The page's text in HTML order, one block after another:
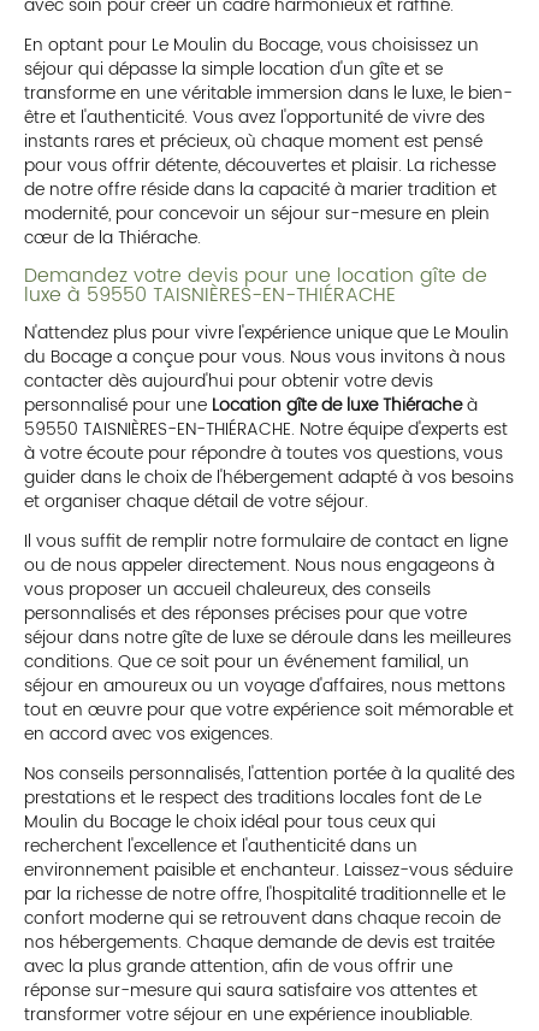
avec soin pour créer un cadre harmonieux et raffiné.
En optant pour Le Moulin du Bocage, vous choisissez un
séjour qui dépasse la simple location d'un gîte et se
transforme en une véritable immersion dans le luxe, le bien-
être et l'authenticité. Vous avez l'opportunité de vivre des
instants rares et précieux, où chaque moment est pensé
pour vous offrir détente, découvertes et plaisir. La richesse
de notre offre réside dans la capacité à marier tradition et
modernité, pour concevoir un séjour sur-mesure en plein
cœur de la Thiérache.
Demandez votre devis pour une location gîte de
luxe à 59550 TAISNIÈRES-EN-THIÉRACHE
N'attendez plus pour vivre l'expérience unique que Le Moulin
du Bocage a conçue pour vous. Nous vous invitons à nous
contacter dès aujourd'hui pour obtenir votre devis
personnalisé pour une Location gîte de luxe Thiéracheà
59550 TAISNIÈRES-EN-THIÉRACHE. Notre équipe d'experts est
à votre écoute pour répondre à toutes vos questions, vous
guider dans le choix de l'hébergement adapté à vos besoins
et organiser chaque détail de votre séjour.
Il vous suffit de remplir notre formulaire de contact en ligne
ou de nous appeler directement. Nous nous engageons à
vous proposer un accueil chaleureux, des conseils
personnalisés et des réponses précises pour que votre
séjour dans notre gîte de luxe se déroule dans les meilleures
conditions. Que ce soit pour un événement familial, un
séjour en amoureux ou un voyage d'affaires, nous mettons
tout en œuvre pour que votre expérience soit mémorable et
en accord avec vos exigences.
Nos conseils personnalisés, l'attention portée à la qualité des
prestations et le respect des traditions locales font de Le
Moulin du Bocage le choix idéal pour tous ceux qui
recherchent l'excellence et l'authenticité dans un
environnement paisible et enchanteur. Laissez-vous séduire
par la richesse de notre offre, l'hospitalité traditionnelle et le
confort moderne qui se retrouvent dans chaque recoin de
nos hébergements. Chaque demande de devis est traitée
avec la plus grande attention, afin de vous offrir une
réponse sur-mesure qui saura satisfaire vos attentes et
transformer votre séjour en une expérience inoubliable.